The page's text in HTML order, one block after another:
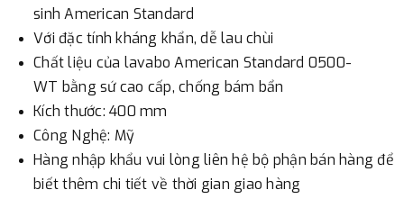
- Nếu địa điểm giao hàng khác với địa điểm thanh toán
hoặc với những đơn đặt hàng ngoài nội thành Hà Nội.
Chúng tôi sẽ thu tiền trước 100% giá trị hàng + phí vận
chuyển theo cước phí tính trong chính sách vận chuyển
bằng phương thức chuyển khoản trước khi giao hàng.
- Sau khi có thông tin xác thực đã chuyển tiền của quý
khách, chúng tôi sẽ thực hiện đơn hàng theo yêu cầu.
sinh American Standard
Với đặc tính kháng khẩn, dễ lau chùi
Chất liệu của lavabo American Standard 0500-
WT bằng sứ cao cấp, chống bám bẩn
Kích thước: 400 mm
Công Nghệ: Mỹ
Hàng nhập khẩu vui lòng liên hệ bộ phận bán hàng để
biết thêm chi tiết về thời gian giao hàng